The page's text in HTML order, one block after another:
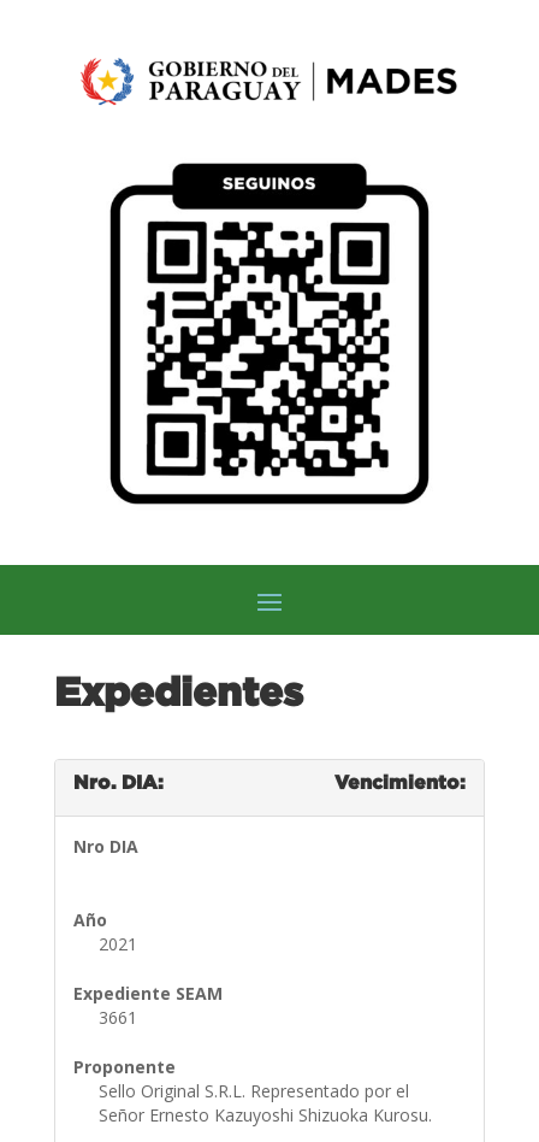
Expedientes
Nro. DIA: Vencimiento:
Nro DIA
Año
2021
Expediente SEAM
3661
Proponente
Sello Original S.R.L. Representado por el
Señor Ernesto Kazuyoshi Shizuoka Kurosu.